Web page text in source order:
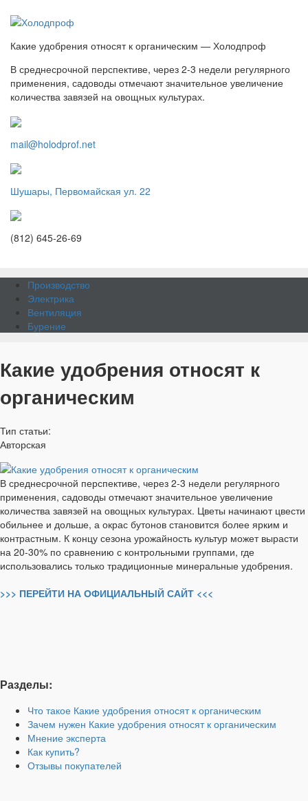
Какие удобрения относят к органическим — Холодпроф
В среднесрочной перспективе, через 2-3 недели регулярного
применения, садоводы отмечают значительное увеличение
количества завязей на овощных культурах.
mail@holodprof.net
Шушары, Первомайская ул. 22
(812) 645-26-69
Производство
Электрика
Вентиляция
Бурение
Какие удобрения относят к
органическим
Тип статьи:
Авторская
В среднесрочной перспективе, через 2-3 недели регулярного
применения, садоводы отмечают значительное увеличение
количества завязей на овощных культурах. Цветы начинают цвести
обильнее и дольше, а окрас бутонов становится более ярким и
контрастным. К концу сезона урожайность культур может вырасти
на 20-30% по сравнению с контрольными группами, где
использовались только традиционные минеральные удобрения.
>>> ПЕРЕЙТИ НА ОФИЦИАЛЬНЫЙ САЙТ <<<
Разделы:
Что такое Какие удобрения относят к органическим
Зачем нужен Какие удобрения относят к органическим
Мнение эксперта
Как купить?
Отзывы покупателей